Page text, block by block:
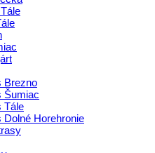
Brezno
Šumiac
Tále
Horehronie